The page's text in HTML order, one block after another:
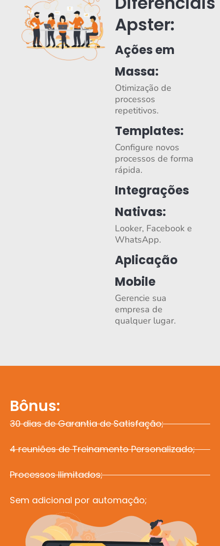
Apster:
Ações em
Massa:
Otimização de
processos
repetitivos.
Templates:
Configure novos
processos de forma
rápida.
Integrações
Nativas:
Looker, Facebook e
WhatsApp.
Aplicação
Mobile
Gerencie sua
empresa de
qualquer lugar.
Bônus:
30 dias de Garantia de Satisfação;
4 reuniões de Treinamento Personalizado;
Processos Ilimitados;
Sem adicional por automação;